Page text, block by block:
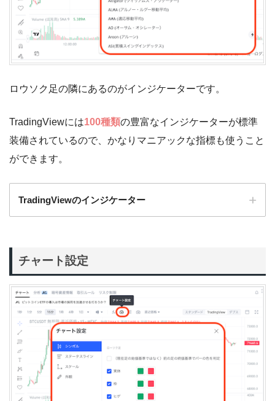
ロウソク足の隣にあるのがインジケーターです。
TradingViewには100種類の豊富なインジケーターが標準
装備されているので、かなりマニアックな指標も使うこと
ができます。
TradingViewのインジケーター
チャート設定